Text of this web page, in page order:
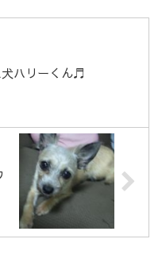
犬ハリーくん♬